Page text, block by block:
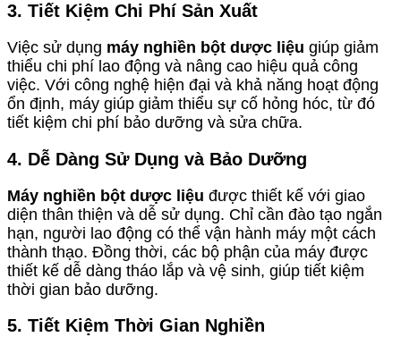
3. Tiết Kiệm Chi Phí Sản Xuất
Việc sử dụng máy nghiền bột dược liệu giúp giảm
thiểu chi phí lao động và nâng cao hiệu quả công
việc. Với công nghệ hiện đại và khả năng hoạt động
ổn định, máy giúp giảm thiểu sự cố hỏng hóc, từ đó
tiết kiệm chi phí bảo dưỡng và sửa chữa.
4. Dễ Dàng Sử Dụng và Bảo Dưỡng
Máy nghiền bột dược liệu được thiết kế với giao
diện thân thiện và dễ sử dụng. Chỉ cần đào tạo ngắn
hạn, người lao động có thể vận hành máy một cách
thành thạo. Đồng thời, các bộ phận của máy được
thiết kế dễ dàng tháo lắp và vệ sinh, giúp tiết kiệm
thời gian bảo dưỡng.
5. Tiết Kiệm Thời Gian Nghiền